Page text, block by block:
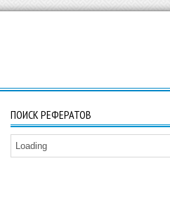
ПОИСК РЕФЕРАТОВ
Loading